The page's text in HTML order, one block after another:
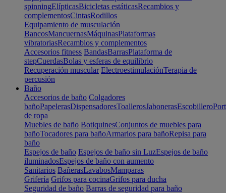
spinningElípticasBicicletas estáticasRecambios y
complementosCintasRodillos
Equipamiento de musculación
BancosMancuernasMáquinasPlataformas
vibratoriasRecambios y complementos
Accesorios fitness BandasBarrasPlataforma de
stepCuerdasBolas y esferas de equilibrio
Recuperación muscular ElectroestimulaciónTerapia de
percusión
Baño
Accesorios de baño Colgadores
bañoPapelerasDispensadoresToallerosJabonerasEscobillero
de ropa
Muebles de baño BotiquinesConjuntos de muebles para
bañoTocadores para bañoArmarios para bañoRepisa para
baño
Espejos de baño Espejos de baño sin LuzEspejos de baño
iluminadosEspejos de baño con aumento
Sanitarios BañerasLavabosMamparas
Grifería Grifos para cocinaGrifos para ducha
Seguridad de baño Barras de seguridad para baño